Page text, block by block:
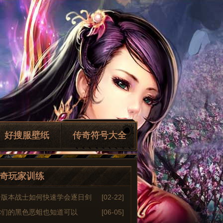
好搜服壁纸 传奇符号大全
玩家训练
本战士如何快速学会逐日剑
[02-22]
的黑色恶蛆也知道可以
[06-05]